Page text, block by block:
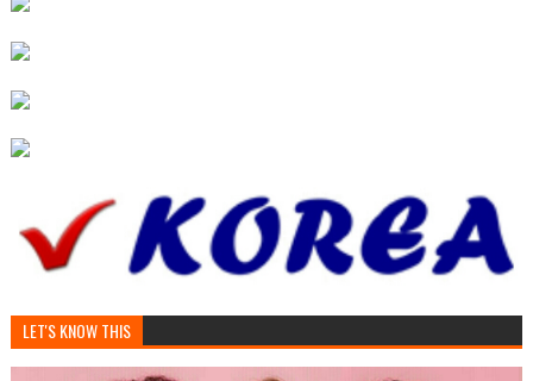
LET'S KNOW THIS